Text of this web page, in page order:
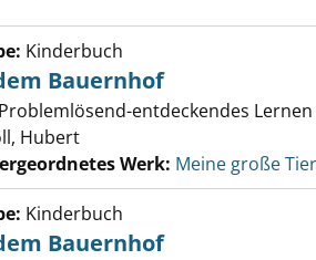
Kinderbuch
Bauernhof
Problemlösend-entdeckendes
Hubert
Werk: Meine große
Kinderbuch
Bauernhof